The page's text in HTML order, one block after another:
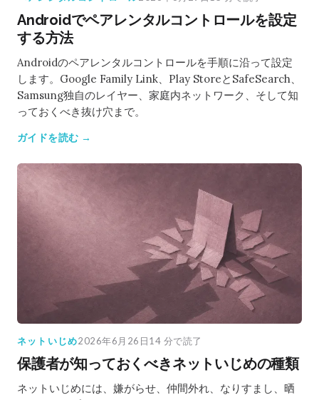
Androidでペアレンタルコントロールを設定
する方法
Androidのペアレンタルコントロールを手順に沿って設定
します。Google Family Link、Play StoreとSafeSearch、
Samsung独自のレイヤー、家庭内ネットワーク、そして知
っておくべき抜け穴まで。
ガイドを読む →
ネットいじめ2026年6月26日14 分で読了
保護者が知っておくべきネットいじめの種類
ネットいじめには、嫌がらせ、仲間外れ、なりすまし、晒